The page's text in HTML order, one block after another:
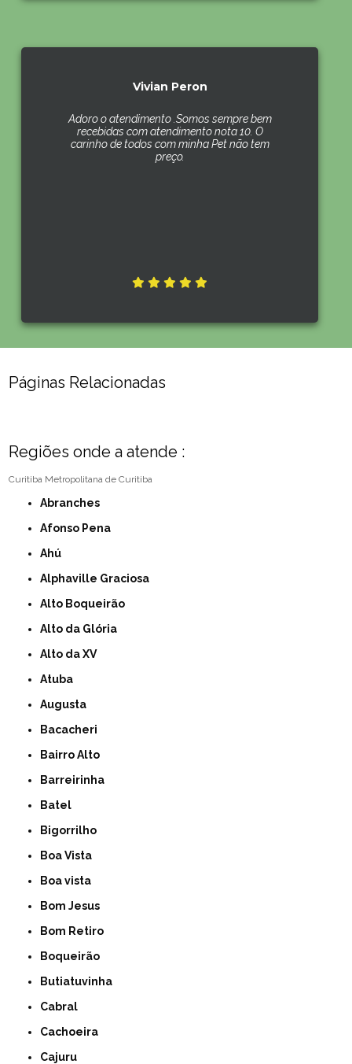
Vivian Peron
Adoro o atendimento .Somos sempre bem
recebidas com atendimento nota 10. O
carinho de todos com minha Pet não tem
preço.
Páginas Relacionadas
Regiões onde a atende :
Curitiba Metropolitana de Curitiba
Abranches
Afonso Pena
Ahú
Alphaville Graciosa
Alto Boqueirão
Alto da Glória
Alto da XV
Atuba
Augusta
Bacacheri
Bairro Alto
Barreirinha
Batel
Bigorrilho
Boa Vista
Boa vista
Bom Jesus
Bom Retiro
Boqueirão
Butiatuvinha
Cabral
Cachoeira
Cajuru